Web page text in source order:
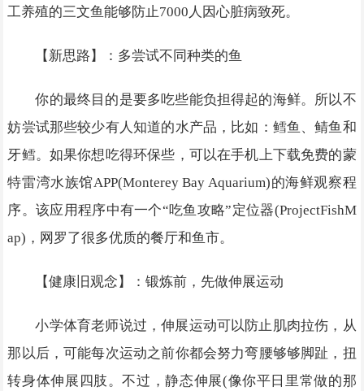
工养殖的三文鱼能够防止7000人因心脏病致死。
【新思路】：多尝试不同种类的鱼
你的最终目的是要多吃些能负担得起的海鲜。所以不
妨尝试那些较少有人知道的水产品，比如：鳕鱼、鲭鱼和
牙鳕。如果你想吃得环保些，可以在手机上下载免费的蒙
特雷湾水族馆APP(Monterey Bay Aquarium)的海鲜观察程
序。该应用程序中有一个“吃鱼攻略”定位器(ProjectFishM
ap)，网罗了很多优质的餐厅和鱼市。
【健康旧观念】：锻炼前，先做伸展运动
小学体育老师说过，伸展运动可以防止肌肉拉伤，从
那以后，可能每次运动之前你都会努力弯腰够够脚趾，扭
转身体伸展四肢。不过，静态伸展(像你平日里常做的那